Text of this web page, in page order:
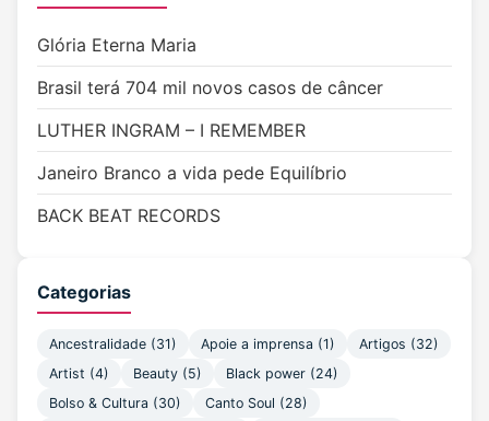
Glória Eterna Maria
Brasil terá 704 mil novos casos de câncer
LUTHER INGRAM – I REMEMBER
Janeiro Branco a vida pede Equilíbrio
BACK BEAT RECORDS
Categorias
Ancestralidade (31) Apoie a imprensa (1) Artigos (32)
Artist (4) Beauty (5) Black power (24)
Bolso & Cultura (30) Canto Soul (28)